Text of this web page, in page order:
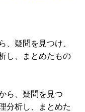
、疑問を見つけ、
し、まとめたもの
ら、疑問を見つ
分析し、まとめた